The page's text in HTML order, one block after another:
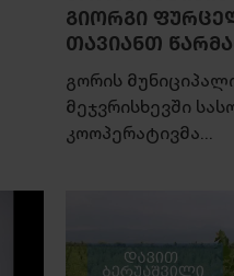
ᲒᲘᲝᲠᲒᲘ
ᲗᲐᲕᲘᲐᲜᲗ
გორის
მეჯვრისხევში
კოოპერატივმა...